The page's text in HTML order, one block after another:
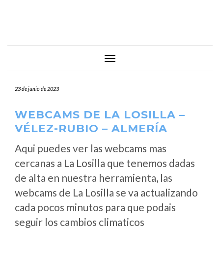
Cambiar modo de navegación
23 de junio de 2023
WEBCAMS DE LA LOSILLA –
VÉLEZ-RUBIO – ALMERÍA
Aqui puedes ver las webcams mas
cercanas a La Losilla que tenemos dadas
de alta en nuestra herramienta, las
webcams de La Losilla se va actualizando
cada pocos minutos para que podais
seguir los cambios climaticos